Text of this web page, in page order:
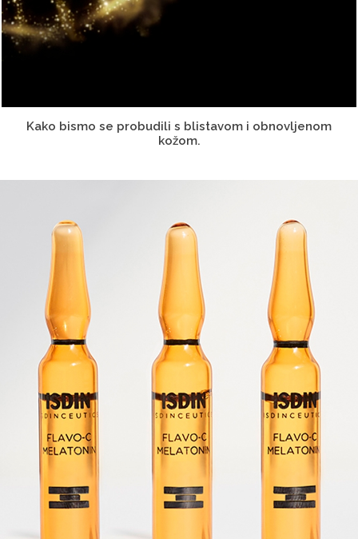
Kako bismo se probudili s blistavom i obnovljenom
kožom.